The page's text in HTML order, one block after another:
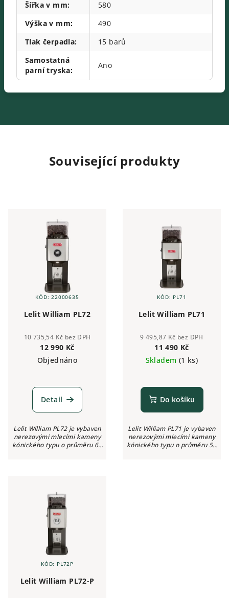
Šířka v mm:
580
Výška v mm:
490
Tlak čerpadla:
15 barů
Samostatná
parní tryska:
Ano
Související produkty
Lelit William PL72
10 735,54 Kč bez DPH
12 990 Kč
Objednáno
Detail
Lelit William PL72 je vybaven
nerezovými mlecími kameny
kónického typu o průměru 64
KÓD:22000635
Lelit William PL71
9 495,87 Kč bez DPH
11 490 Kč
Skladem (1 ks)
Do košíku
Lelit William PL71 je vybaven
nerezovými mlecími kameny
kónického typu o průměru 50
KÓD: PL71
Lelit William PL72-P
KÓD: PL72P